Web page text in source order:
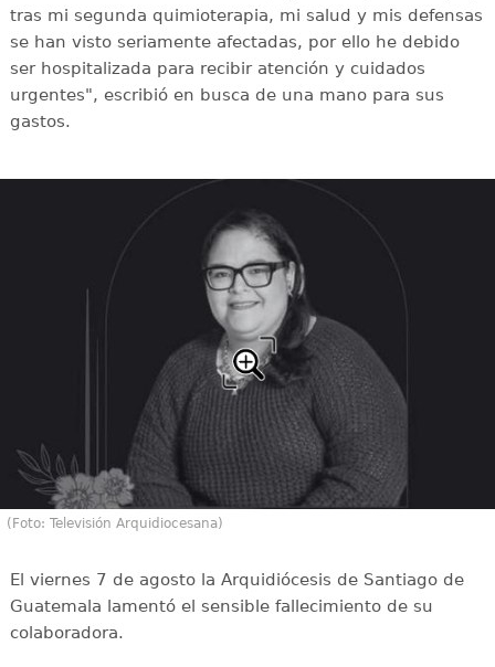
tras mi segunda quimioterapia, mi salud y mis defensas
se han visto seriamente afectadas, por ello he debido
ser hospitalizada para recibir atención y cuidados
urgentes", escribió en busca de una mano para sus
gastos.
(Foto: Televisión Arquidiocesana)
El viernes 7 de agosto la Arquidiócesis de Santiago de
Guatemala lamentó el sensible fallecimiento de su
colaboradora.